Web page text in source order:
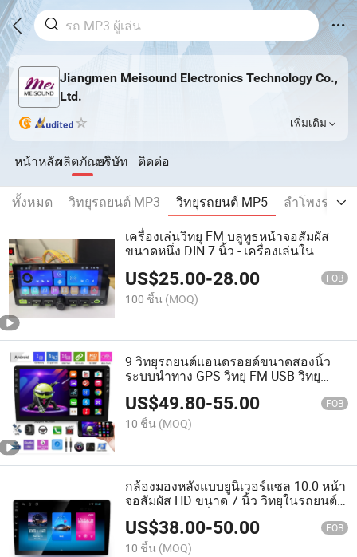
Jiangmen Meisound Electronics Technology Co.,
Ltd.
เพิ่มเติม
หน้าหลักผลิตภัณฑ์บริษัท ติดต่อ
ทั้งหมด วิทยุรถยนต์ MP3 วิทยุรถยนต์ MP5
ลำโพงรถยน
เครื่องเล่นวิทยุ FM บลูทูธหน้าจอสัมผัส
ขนาดหนึ่ง DIN 7 นิ้ว - เครื่องเล่นใน
US$25.00-28.00 FOB
100 ชิ้น (MOQ)
9 วิทยุรถยนต์แอนดรอยด์ขนาดสองนิ้ว
ระบบนำทาง GPS วิทยุ FM USB วิทยุ
อัตโนมัติ
US$49.80-55.00 FOB
10 ชิ้น (MOQ)
กล้องมองหลังแบบยูนิเวอร์แซล 10.0 หน้า
จอสัมผัส HD ขนาด 7 นิ้ว วิทยุในรถยนต์
แอนดรอยด์ เครื่องเล่น CD DVD
มัลติมีเดียในรถยนต์แอนดรอยด์
US$38.00-50.00 FOB
10 ชิ้น (MOQ)